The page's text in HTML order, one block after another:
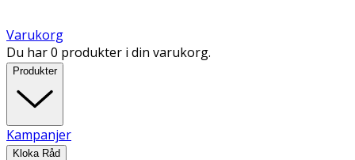
Varukorg
Du har 0 produkter i din varukorg.
Produkter
Kampanjer
Kloka Råd